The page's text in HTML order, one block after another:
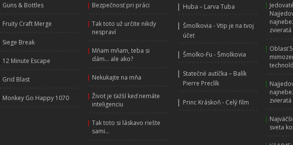
Guns & Bottles
Fruity Craft Merge
Siege Break
12 Minute Escape
Grid Blast
Monkey Go Happy 1070
| Bezpečnosť pri práci
| Tak toto už určite nikdy
nespraví
| Mňam mňam, teba si
dám... ale ako?
| Nekukajte na mňa
| Život je ťažší keď nemáte
inteligenciu
| Tak toto si láskavo riešte
sami...
| Huba – Larva Tuba
| Šmolkovia - Vtip je na tvoj
účet
| Šmolko-Fu - Šmolkovia
| Statečné autíčka – Balík
Pierre Preclík
| Princ Kráskoň - Celý film
|
| Oblasť
|
|
sveta